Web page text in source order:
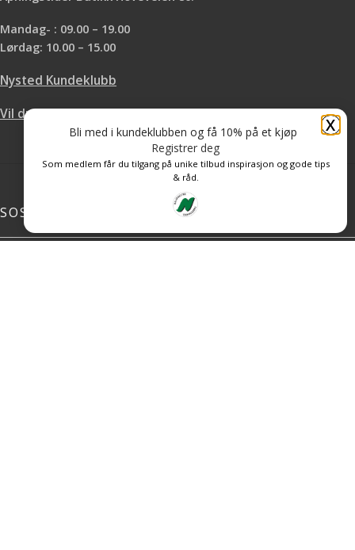
Mandag- : 09.00 – 19.00
Lørdag: 10.00 – 15.00
Nysted Kundeklubb
Vil du leie hos oss?
SOSIALE MEDIER
X
Bli med i kundeklubben og få 10% på et kjøp
Registrer deg
Som medlem får du tilgang på unike tilbud inspirasjon og gode tips
& råd.